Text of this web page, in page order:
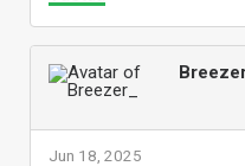
Jun 18, 2025